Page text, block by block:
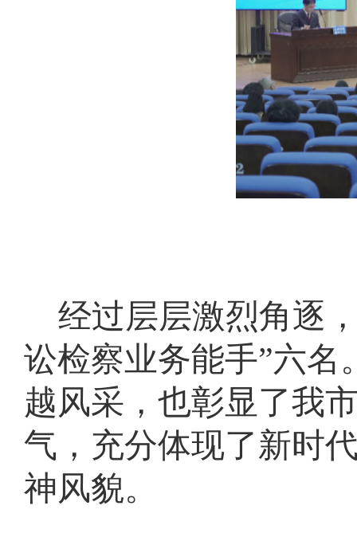
经过层层激烈角逐
讼检察业务能手”六名
越风采，也彰显了我
气，充分体现了新时
神风貌。